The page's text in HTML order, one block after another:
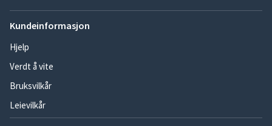
Kundeinformasjon
Hjelp
Verdt å vite
Bruksvilkår
Leievilkår